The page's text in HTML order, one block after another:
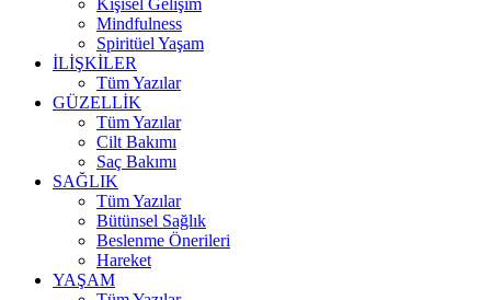
Kişisel Gelişim
Mindfulness
Spiritüel Yaşam
İLİŞKİLER
Tüm Yazılar
GÜZELLİK
Tüm Yazılar
Cilt Bakımı
Saç Bakımı
SAĞLIK
Tüm Yazılar
Bütünsel Sağlık
Beslenme Önerileri
Hareket
YAŞAM